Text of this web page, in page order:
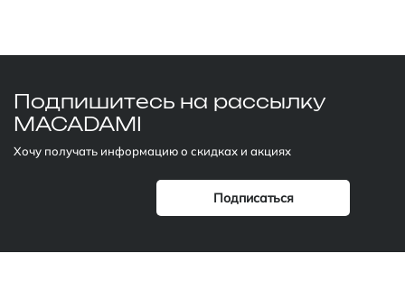
Подпишитесь на рассылку
MACADAMI
Хочу получать информацию о скидках и акциях